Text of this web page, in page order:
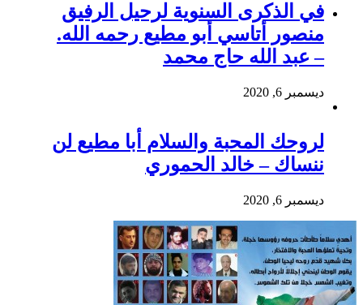
في الذكرى السنوية لرحيل الرفيق
منصور أتاسي أبو مطيع رحمه الله.
– عبد الله حاج محمد
ديسمبر 6, 2020
لروحك المحبة والسلام أبا مطيع لن
ننساك – خالد الحموري
ديسمبر 6, 2020